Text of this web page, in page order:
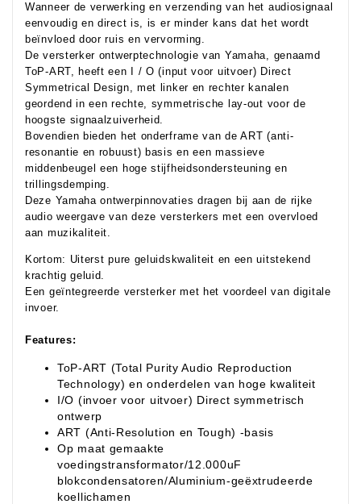
Wanneer de verwerking en verzending van het audiosignaal
eenvoudig en direct is, is er minder kans dat het wordt
beïnvloed door ruis en vervorming.
De versterker ontwerptechnologie van Yamaha, genaamd
ToP-ART, heeft een I / O (input voor uitvoer) Direct
Symmetrical Design, met linker en rechter kanalen
geordend in een rechte, symmetrische lay-out voor de
hoogste signaalzuiverheid.
Bovendien bieden het onderframe van de ART (anti-
resonantie en robuust) basis en een massieve
middenbeugel een hoge stijfheidsondersteuning en
trillingsdemping.
Deze Yamaha ontwerpinnovaties dragen bij aan de rijke
audio weergave van deze versterkers met een overvloed
aan muzikaliteit.
Kortom: Uiterst pure geluidskwaliteit en een uitstekend
krachtig geluid.
Een geïntegreerde versterker met het voordeel van digitale
invoer.
Features:
ToP-ART (Total Purity Audio Reproduction
Technology) en onderdelen van hoge kwaliteit
I/O (invoer voor uitvoer) Direct symmetrisch
ontwerp
ART (Anti-Resolution en Tough) -basis
Op maat gemaakte
voedingstransformator/12.000uF
blokcondensatoren/Aluminium-geëxtrudeerde
koellichamen